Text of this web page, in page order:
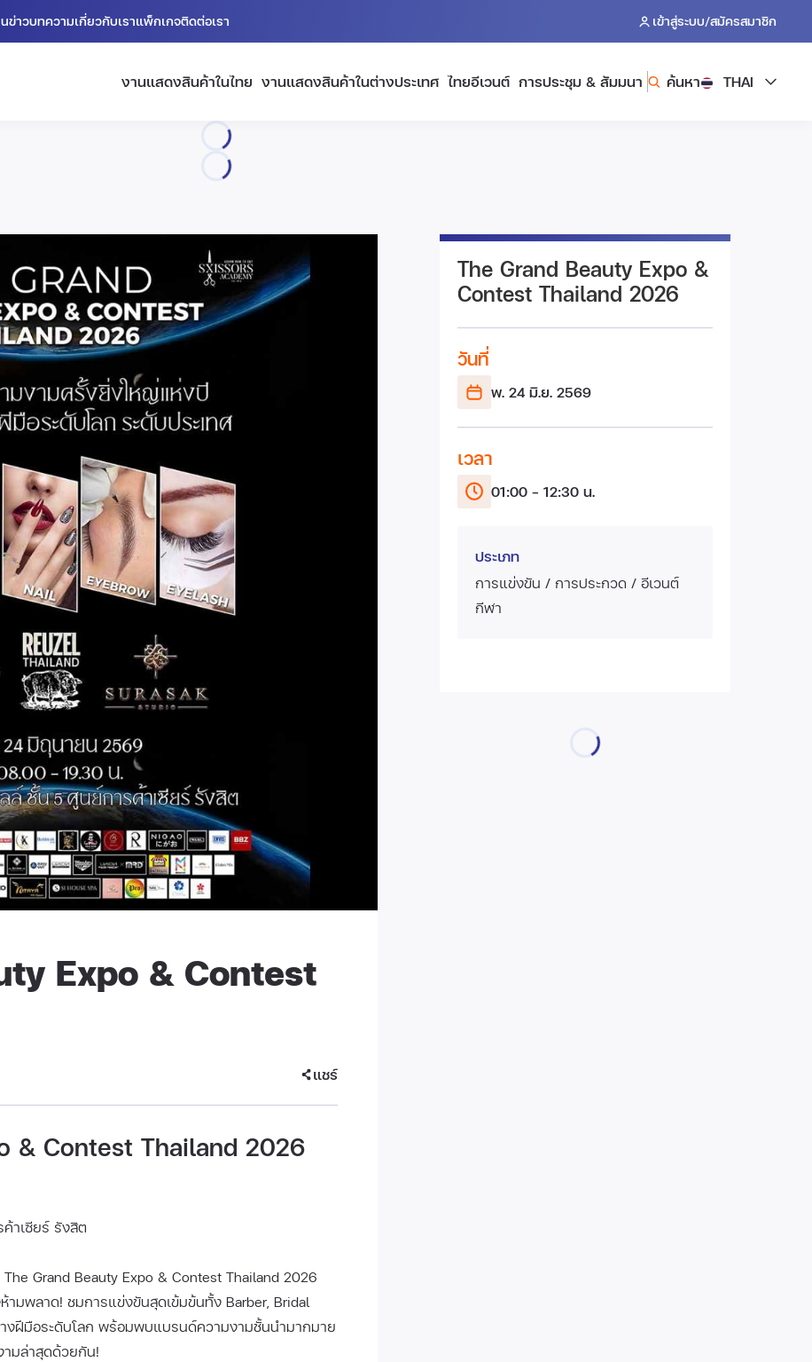
ข่าวบทความเกี่ยวกับเราแพ็กเกจติดต่อเรา เข้าสู่ระบบ/สมัครสมาชิก
งานแสดงสินค้าในไทย งานแสดงสินค้าในต่างประเทศ ไทยอีเวนต์ การประชุม & สัมมนา ค้นหา THAI
The Grand Beauty Expo &
Contest Thailand 2026
วันที่
พ. 24 มิ.ย. 2569
เวลา
01:00 - 12:30 น.
ประเภท
การแข่งขัน / การประกวด / อีเวนต์
กีฬา
Expo & Contest
แชร์
& Contest Thailand 2026
าเซียร์ รังสิต
Grand Beauty Expo & Contest Thailand 2026
มพลาด! ชมการแข่งขันสุดเข้มข้นทั้ง Barber, Bridal
างฝีมือระดับโลก พร้อมพบแบรนด์ความงามชั้นนำมากมาย
ามล่าสุดด้วยกัน!